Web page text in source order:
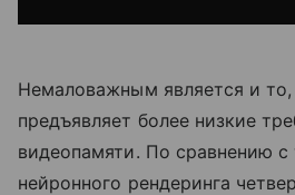
Немаловажным является и то,
предъявляет более низкие
видеопамяти. По сравнению с
нейронного рендеринга